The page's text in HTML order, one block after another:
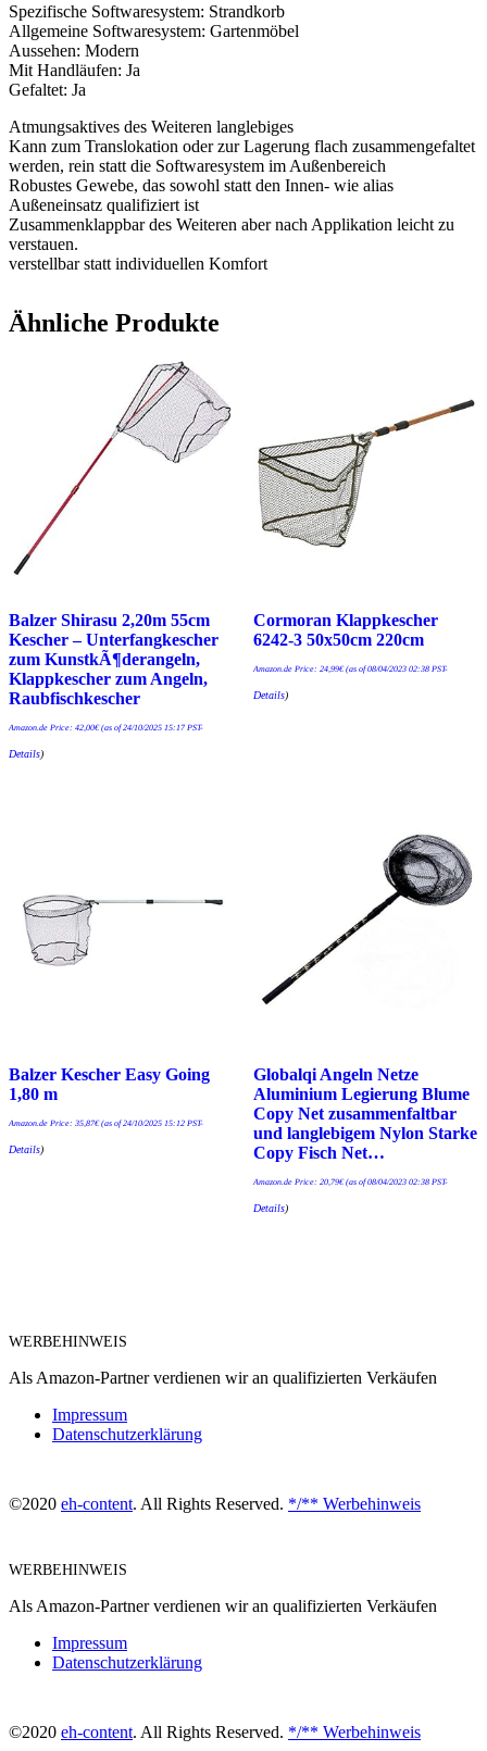
Spezifische Softwaresystem: Strandkorb
Allgemeine Softwaresystem: Gartenmöbel
Aussehen: Modern
Mit Handläufen: Ja
Gefaltet: Ja
Atmungsaktives des Weiteren langlebiges
Kann zum Translokation oder zur Lagerung flach zusammengefaltet
werden, rein statt die Softwaresystem im Außenbereich
Robustes Gewebe, das sowohl statt den Innen- wie alias
Außeneinsatz qualifiziert ist
Zusammenklappbar des Weiteren aber nach Applikation leicht zu
verstauen.
verstellbar statt individuellen Komfort
Ähnliche Produkte
Balzer Shirasu 2,20m 55cm
Kescher – Unterfangkescher
zum KunstkÃ¶derangeln,
Klappkescher zum Angeln,
Raubfischkescher
Amazon.de Price: 42,00€(as of 24/10/2025 15:17 PST-
Details)
Cormoran Klappkescher
6242-3 50x50cm 220cm
Amazon.de Price: 24,99€(as of 08/04/2023 02:38 PST-
Details)
Balzer Kescher Easy Going
1,80 m
Amazon.de Price: 35,87€(as of 24/10/2025 15:12 PST-
Details)
Globalqi Angeln Netze
Aluminium Legierung Blume
Copy Net zusammenfaltbar
und langlebigem Nylon Starke
Copy Fisch Net…
Amazon.de Price: 20,79€(as of 08/04/2023 02:38 PST-
Details)
WERBEHINWEIS
Als Amazon-Partner verdienen wir an qualifizierten Verkäufen
Impressum
Datenschutzerklärung
©2020 eh-content. All Rights Reserved. */** Werbehinweis
WERBEHINWEIS
Als Amazon-Partner verdienen wir an qualifizierten Verkäufen
Impressum
Datenschutzerklärung
©2020 eh-content. All Rights Reserved. */** Werbehinweis